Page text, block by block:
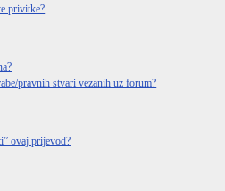
privitke?
pravnih stvari vezanih uz forum?
ovaj prijevod?